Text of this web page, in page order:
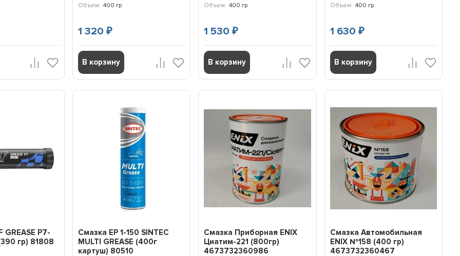
Объем: 400 гр
1 320₽
В корзину
Объем: 400 гр
1 530₽
В корзину
Объем: 400 гр
1 630 ₽
В корзину
GREASE P7-
гр) 81808
Смазка EP 1-150 SINTEC
MULTI GREASE (400г
картуш) 80510
Смазка Приборная ENIX
Циатим-221 (800гр)
4673732360986
Смазка Автомобильная
ENIX №158 (400 гр)
4673732360467